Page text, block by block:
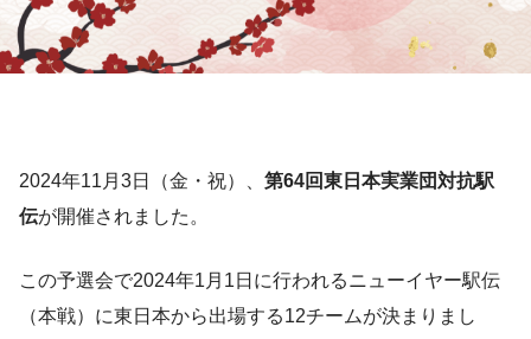
2024年11月3日（金・祝）、 第64回東日本実業団対抗駅
伝が開催されました。
この予選会で2024年1月1日に行われるニューイヤー駅伝
（本戦）に東日本から出場する12チームが決まりまし